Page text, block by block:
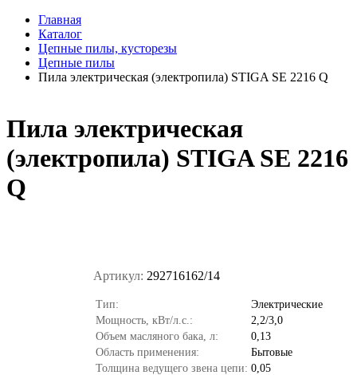
Главная
Каталог
Цепные пилы, кусторезы
Цепные пилы
Пила электрическая (электропила) STIGA SE 2216 Q
Пила электрическая
(электропила) STIGA SE 2216
Q
Артикул: 292716162/14
Тип:
Электрические
Мощность, кВт/л.с.:
2,2/3,0
Объем масляного бака, л:
0,13
Область применения:
Бытовые
Толщина ведущего звена цепи: 0,05